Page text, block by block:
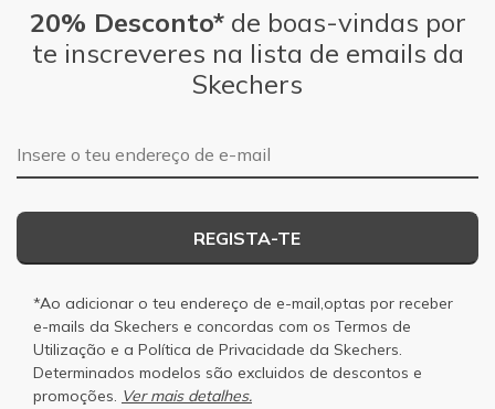
20% Desconto*de boas-vindas por
te inscreveres na lista de emails da
Skechers
Endereço de e-mail
REGISTA-TE
*Ao adicionar o teu endereço de e-mail,optas por receber
e-mails da Skechers e concordas com os Termos de
Utilização e a Política de Privacidade da Skechers.
Determinados modelos são excluidos de descontos e
promoções. Ver mais detalhes.